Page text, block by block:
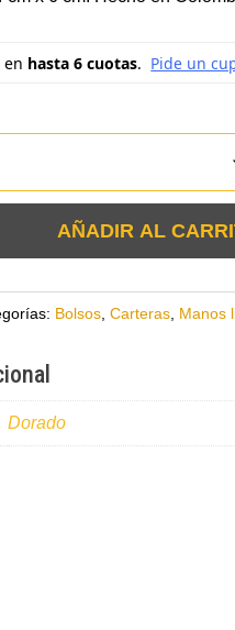
AÑADIR AL
Bolsos, Carteras, Manos
Dorado